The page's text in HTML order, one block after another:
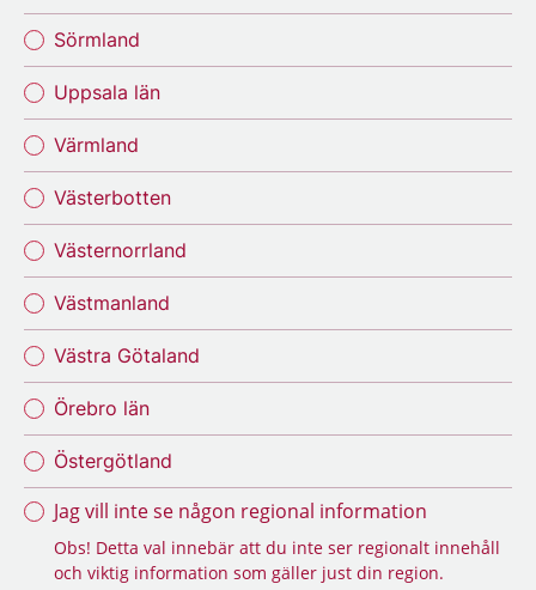
Sörmland
Uppsala län
Värmland
Västerbotten
Västernorrland
Västmanland
Västra Götaland
Örebro län
Östergötland
Jag vill inte se någon regional information
Obs! Detta val innebär att du inte ser regionalt innehåll
och viktig information som gäller just din region.